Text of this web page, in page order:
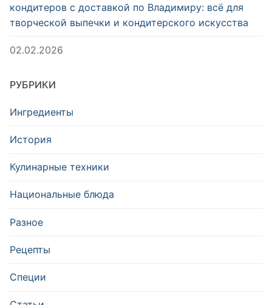
кондитеров с доставкой по Владимиру: всё для
творческой выпечки и кондитерского искусства
02.02.2026
РУБРИКИ
Ингредиенты
История
Кулинарные техники
Национальные блюда
Разное
Рецепты
Специи